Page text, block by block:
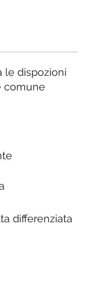
differenziata
le dispozioni
comune